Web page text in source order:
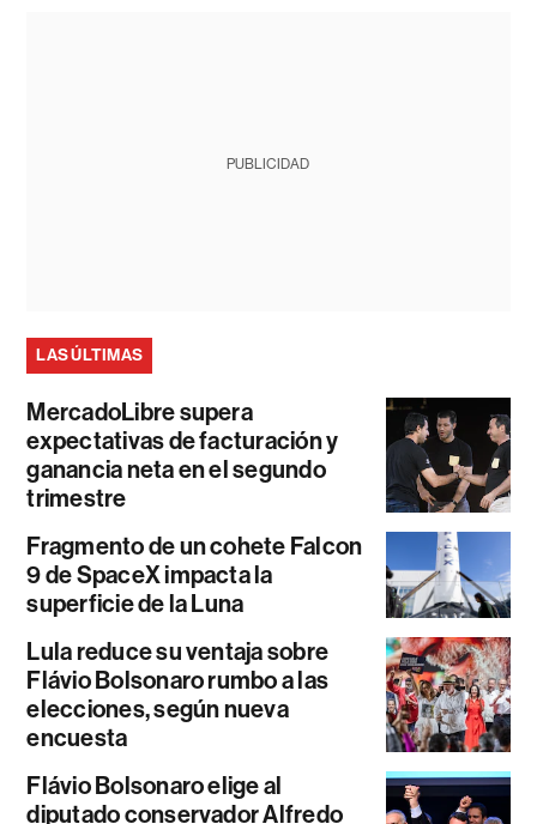
PUBLICIDAD
LAS ÚLTIMAS
MercadoLibre supera
expectativas de facturación y
ganancia neta en el segundo
trimestre
Fragmento de un cohete Falcon
9 de SpaceX impacta la
superficie de la Luna
Lula reduce su ventaja sobre
Flávio Bolsonaro rumbo a las
elecciones, según nueva
encuesta
Flávio Bolsonaro elige al
diputado conservador Alfredo